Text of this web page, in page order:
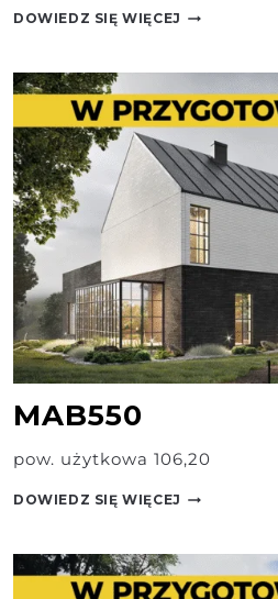
DOWIEDZ SIĘ WIĘCEJ MAB008
MAB550
pow. użytkowa 106,20
DOWIEDZ SIĘ WIĘCEJ MAB550